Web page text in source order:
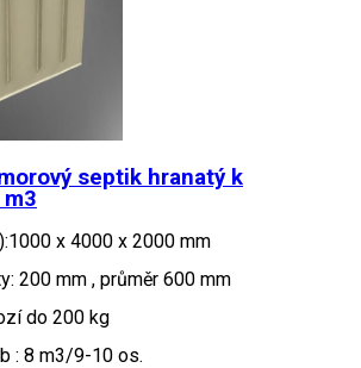
septik hranatý k
x 4000 x 2000 mm
200 mm , průměr 600 mm
do 200 kg
: 8 m3/9-10 os.